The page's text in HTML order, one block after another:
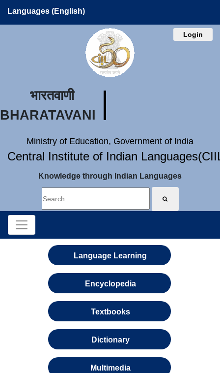
Languages (English)
Login
भारतवाणी
BHARATAVANI
Ministry of Education, Government of India
Central Institute of Indian
Knowledge through Indian Languages
Language Learning
Encyclopedia
Textbooks
Dictionary
Multimedia